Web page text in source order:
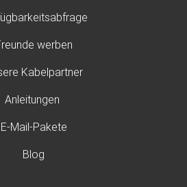
werben
Kabelpartner
Anleitungen
E-Mail-Pakete
Blog